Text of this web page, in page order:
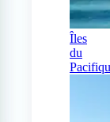
Îles
du